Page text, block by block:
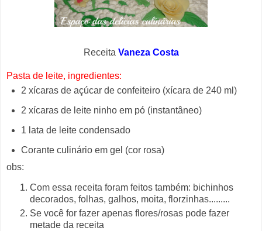
Receita Vaneza Costa
Pasta de leite, ingredientes:
2 xícaras de açúcar de confeiteiro (xícara de 240 ml)
2 xícaras de leite ninho em pó (instantâneo)
1 lata de leite condensado
Corante culinário em gel (cor rosa)
obs:
Com essa receita foram feitos também: bichinhos
decorados, folhas, galhos, moita, florzinhas.........
Se você for fazer apenas flores/rosas pode fazer
metade da receita